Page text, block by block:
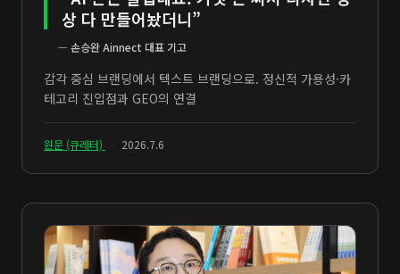
상 다 만들어놨더니”
— 손승완 Ainnect 대표 기고
감각 중심 브랜딩에서 텍스트 브랜딩으로. 정신적 가용성·카
테고리 진입점과 GEO의 연결
원문 (큐레터) · 2026.7.6